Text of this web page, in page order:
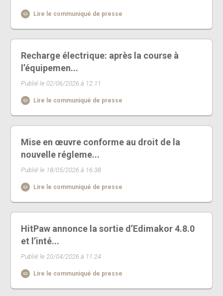
Lire le communiqué de presse
Recharge électrique: après la course à
l’équipemen...
Publié le 02/06/2026 à 12:11
Lire le communiqué de presse
Mise en œuvre conforme au droit de la
nouvelle régleme...
Publié le 18/05/2026 à 16:38
Lire le communiqué de presse
HitPaw annonce la sortie d’Edimakor 4.8.0
et l’inté...
Publié le 20/04/2026 à 11:24
Lire le communiqué de presse